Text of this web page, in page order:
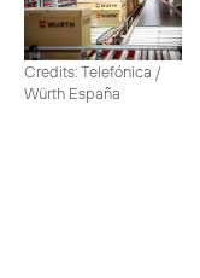
Credits: Telefónica /
Würth España